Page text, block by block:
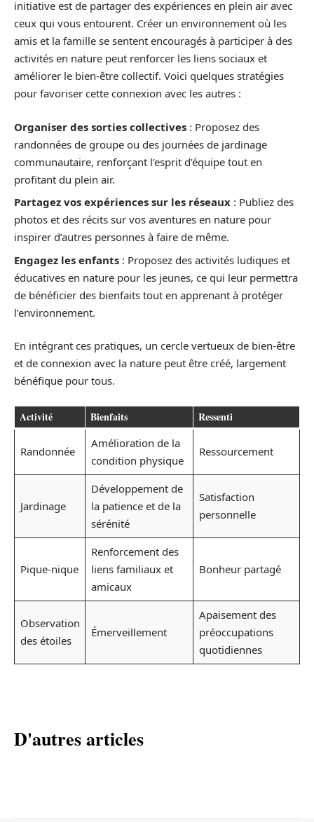
initiative est de partager des expériences en plein air avec
ceux qui vous entourent. Créer un environnement où les
amis et la famille se sentent encouragés à participer à des
activités en nature peut renforcer les liens sociaux et
améliorer le bien-être collectif. Voici quelques stratégies
pour favoriser cette connexion avec les autres :
Organiser des sorties collectives : Proposez des
randonnées de groupe ou des journées de jardinage
communautaire, renforçant l’esprit d’équipe tout en
profitant du plein air.
Partagez vos expériences sur les réseaux : Publiez des
photos et des récits sur vos aventures en nature pour
inspirer d’autres personnes à faire de même.
Engagez les enfants : Proposez des activités ludiques et
éducatives en nature pour les jeunes, ce qui leur permettra
de bénéficier des bienfaits tout en apprenant à protéger
l’environnement.
En intégrant ces pratiques, un cercle vertueux de bien-être
et de connexion avec la nature peut être créé, largement
bénéfique pour tous.
Activité Bienfaits Ressenti
Randonnée
Amélioration de la
condition physique
Ressourcement
Jardinage
Développement de
la patience et de la
sérénité
Satisfaction
personnelle
Pique-nique
Renforcement des
liens familiaux et
amicaux
Bonheur partagé
Observation
des étoiles
Émerveillement
Apaisement des
préoccupations
quotidiennes
D'autres articles